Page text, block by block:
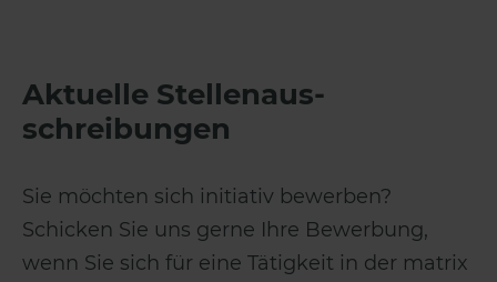
Aktuelle Stellenaus­
schreibungen
Sie möchten sich initiativ bewerben?
Schicken Sie uns gerne Ihre Bewerbung,
wenn Sie sich für eine Tätigkeit in der matrix